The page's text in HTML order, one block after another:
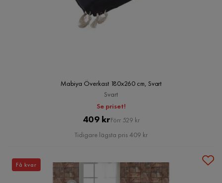
Mabiya Överkast 180x260 cm, Svart
Svart
Se priset!
Pris
409 krOriginal
Pris
Förr 529 kr
Tidigare lägsta pris 409 kr
Få kvar